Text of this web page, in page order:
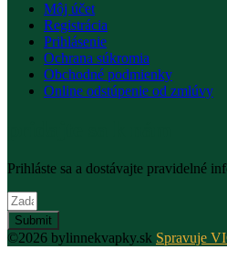
Môj účet
Registrácia
Prihlásenie
Ochrana súkromia
Obchodné podmienky
Online odstúpenie od zmlúvy
Prihláste sa a dostávajte pravidelné
Submit
©2026 bylinnekvapky.sk Spravuje